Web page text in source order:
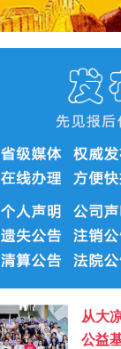
从大
公益